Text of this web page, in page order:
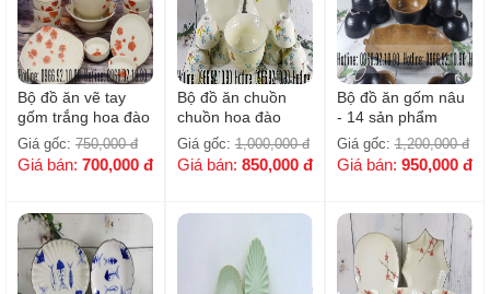
Bộ đồ ăn vẽ tay
gốm trắng hoa đào
đỏ _ 12 sản phẩm
Giá gốc: 750,000 đ
Giá bán: 700,000 đ
Bộ đồ ăn chuồn
chuồn hoa đào
xanh - 13 sản
phẩm
Giá gốc:1,000,000 đ
Giá bán: 850,000 đ
Bộ đồ ăn gốm nâu
- 14 sản phẩm
Giá gốc:1,200,000 đ
Giá bán: 950,000 đ